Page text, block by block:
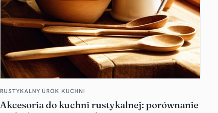
RUSTYKALNY UROK KUCHNI
Akcesoria do kuchni rustykalnej: porównanie